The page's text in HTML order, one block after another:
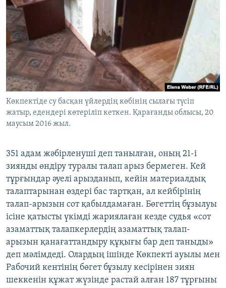
Көкпектіде су басқан үйлердің көбінің сылағы түсіп
жатыр, едендері көтеріліп кеткен. Қарағанды облысы, 20
маусым 2016 жыл.
351 адам жәбірленуші деп танылған, оның 21-і
зиянды өндіру туралы талап арыз бермеген. Кей
тұрғындар әуелі арызданып, кейін материалдық
талаптарынан өздері бас тартқан, ал кейбірінің
талап-арызын сот қабылдамаған. Бөгеттің бұзылуы
ісіне қатысты үкімді жариялаған кезде судья «сот
азаматтық талапкерлердің азаматтық талап-
арызын қанағаттандыру құқығы бар деп таныды»
деп мәлімдеді. Олардың ішінде Көкпекті ауылы мен
Рабочий кентінің бөгет бұзылу кесірінен зиян
шеккенін құжат жүзінде растай алған 187 тұрғыны